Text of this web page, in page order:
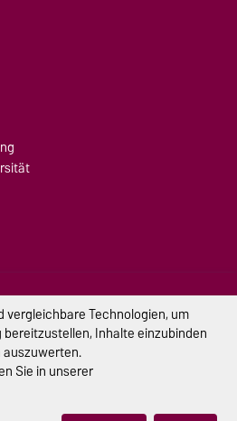
Impressum
vergleichbare Technologien, um
Inhalte einzubinden
Sie in unserer